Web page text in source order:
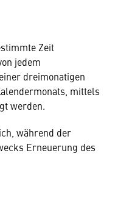
Zeit
jedem
dreimonatigen
mittels
werden.
während der
Erneuerung des